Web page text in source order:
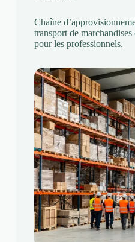
Chaîne
transport de
pour les professionnels.